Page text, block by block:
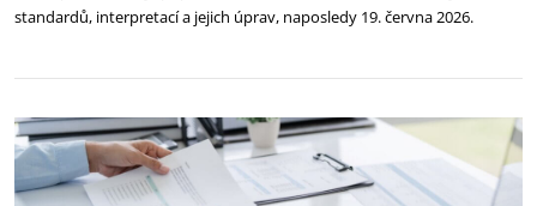
standardů, interpretací a jejich úprav, naposledy 19. června 2026.